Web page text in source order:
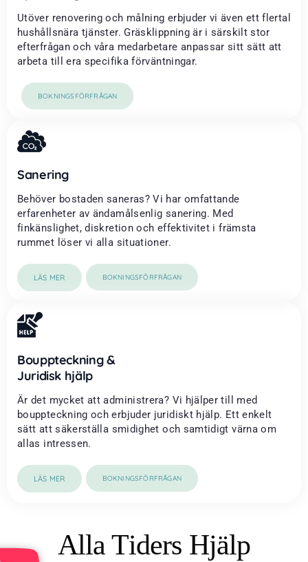
Utöver renovering och målning erbjuder vi även ett flertal
hushållsnära tjänster. Gräsklippning är i särskilt stor
efterfrågan och våra medarbetare anpassar sitt sätt att
arbeta till era specifika förväntningar.
BOKNINGSFÖRFRÅGAN
Sanering
Behöver bostaden saneras? Vi har omfattande
erfarenheter av ändamålsenlig sanering. Med
finkänslighet, diskretion och effektivitet i främsta
rummet löser vi alla situationer.
LÄS MER BOKNINGSFÖRFRÅGAN
Bouppteckning &
Juridisk hjälp
Är det mycket att administrera? Vi hjälper till med
bouppteckning och erbjuder juridiskt hjälp. Ett enkelt
sätt att säkerställa smidighet och samtidigt värna om
allas intressen.
LÄS MER BOKNINGSFÖRFRÅGAN
Alla Tiders Hjälp